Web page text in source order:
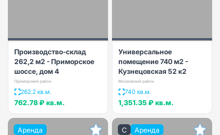
Производство-склад
262,2 м2 - Приморское
шоссе, дом 4
Приморский район
262.2 кв.м.
762.78 ₽ кв.м.
Универсальное
помещение 740 м2 -
Кузнецовская 52 к2
Московский район
740 кв.м.
1,351.35 ₽ кв.м.
Аренда C Аренда